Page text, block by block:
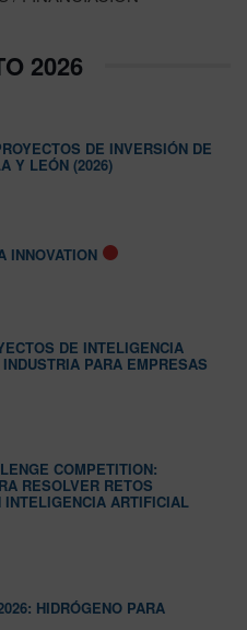
2026
DE INVERSIÓN DE
Y LEÓN (2026)
INNOVATION
DE INTELIGENCIA
PARA EMPRESAS
COMPETITION:
RESOLVER RETOS
INTELIGENCIA ARTIFICIAL
HIDRÓGENO PARA